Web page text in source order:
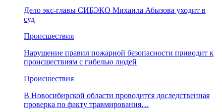
Дело экс-главы СИБЭКО Михаила Абызова уходит в
суд
Происшествия
Нарушение правил пожарной безопасности приводит к
происшествиям с гибелью людей
Происшествия
В Новосибирской области проводится доследственная
проверка по факту травмирования…